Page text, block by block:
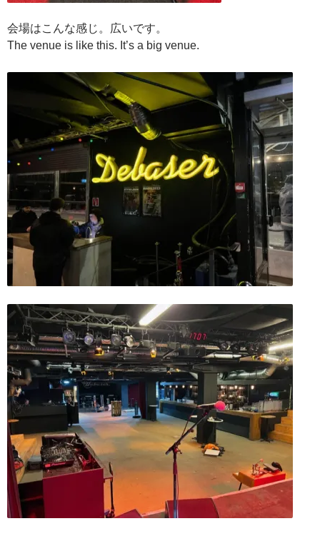
会場はこんな感じ。広いです。
The venue is like this. It’s a big venue.